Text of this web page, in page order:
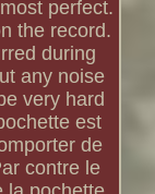
perfect.
the record.
during
any noise
very hard
est
de
contre le